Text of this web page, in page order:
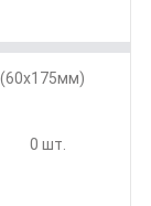
0 шт.